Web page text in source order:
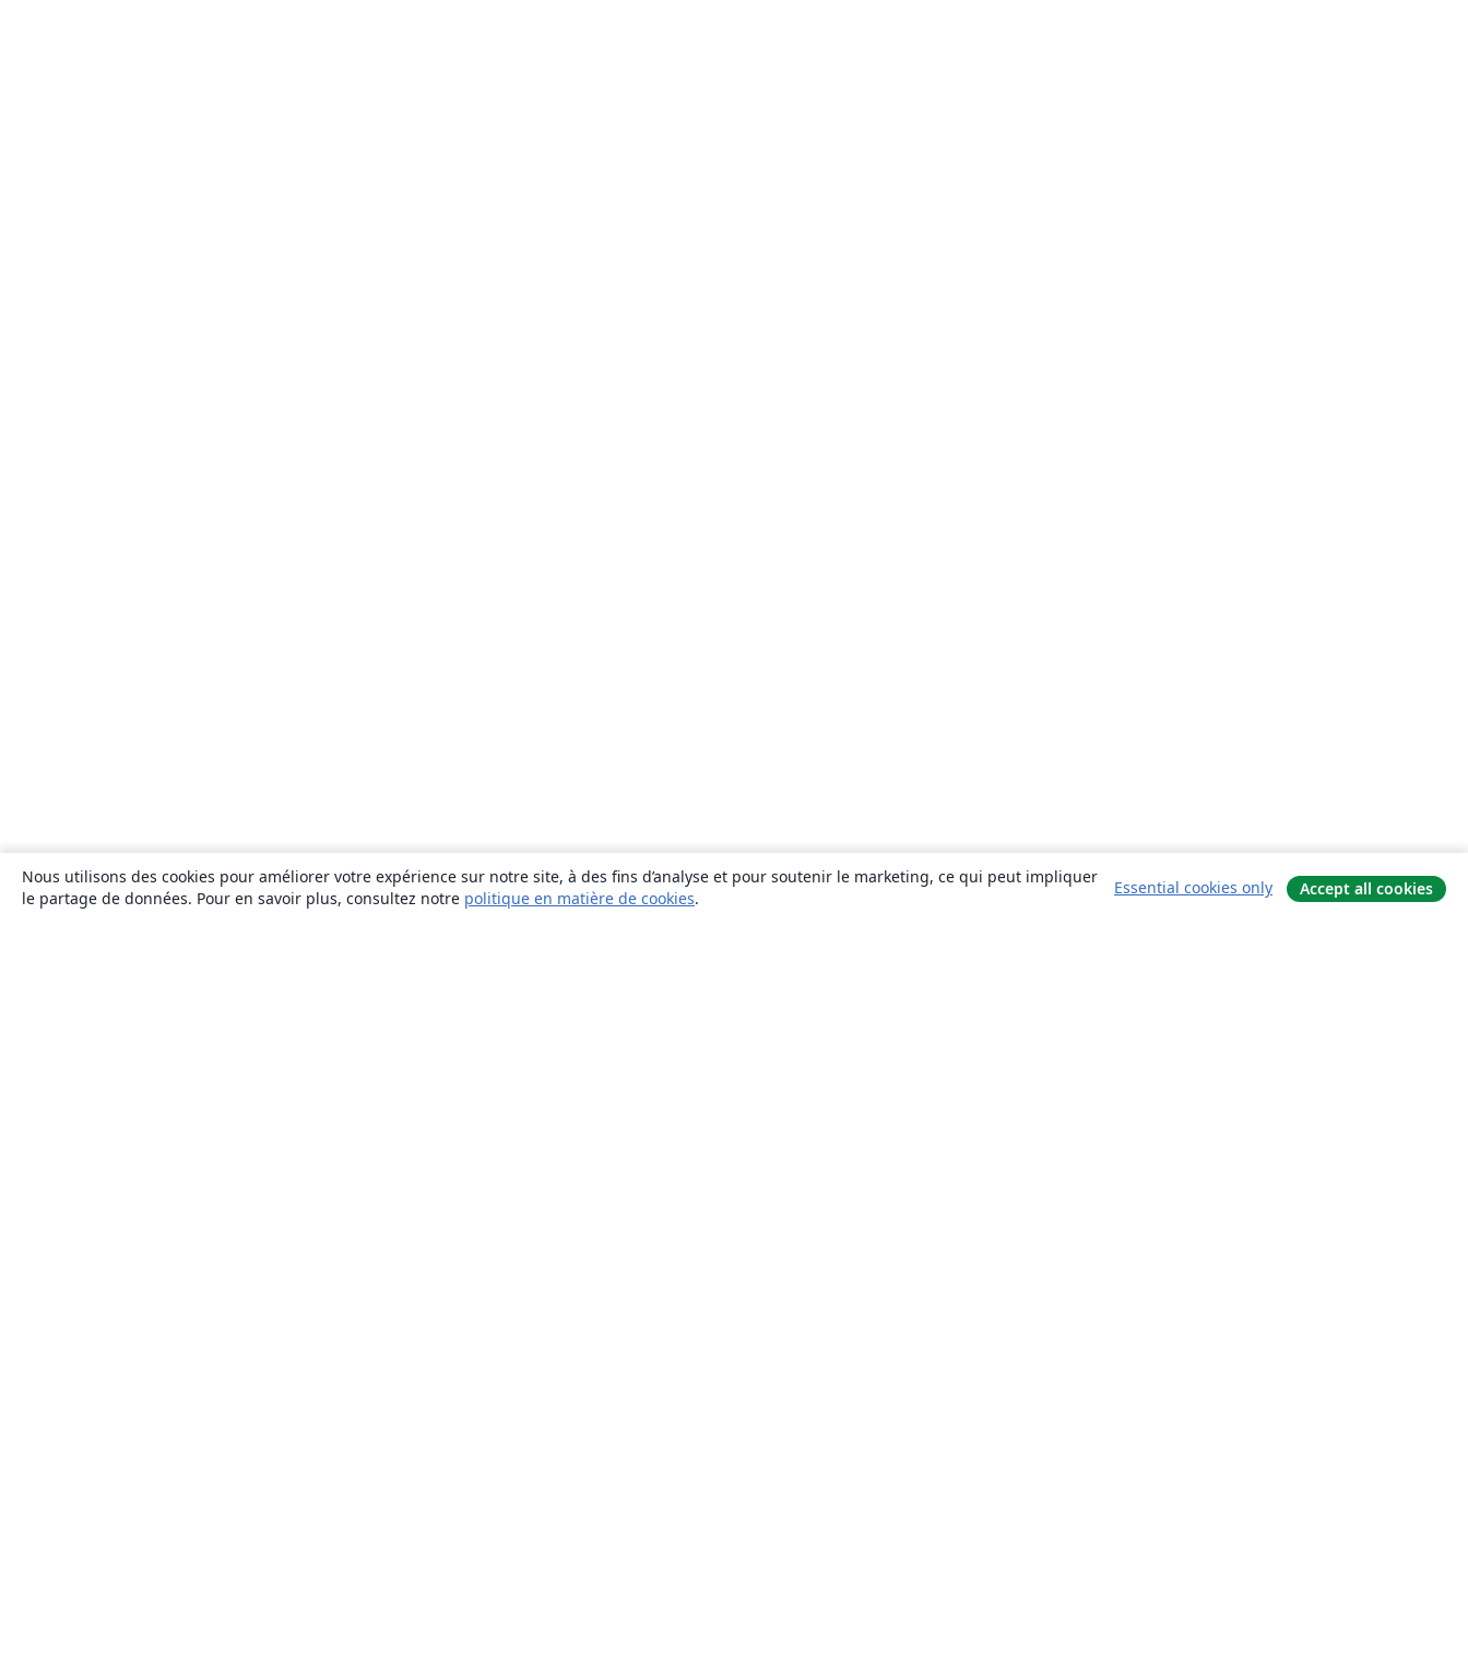
Nous utilisons des cookies pour améliorer votre expérience sur notre site, à des fins d’analyse et pour soutenir le marketing, ce qui peut impliquer
le partage de données. Pour en savoir plus, consultez notre politique en matière de cookies.
Essential cookies only Accept all cookies